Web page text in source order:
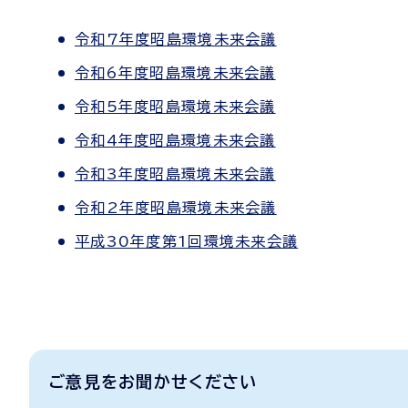
令和7年度昭島環境未来会議
令和6年度昭島環境未来会議
令和5年度昭島環境未来会議
令和4年度昭島環境未来会議
令和3年度昭島環境未来会議
令和2年度昭島環境未来会議
平成30年度第1回環境未来会議
ご意見をお聞かせください